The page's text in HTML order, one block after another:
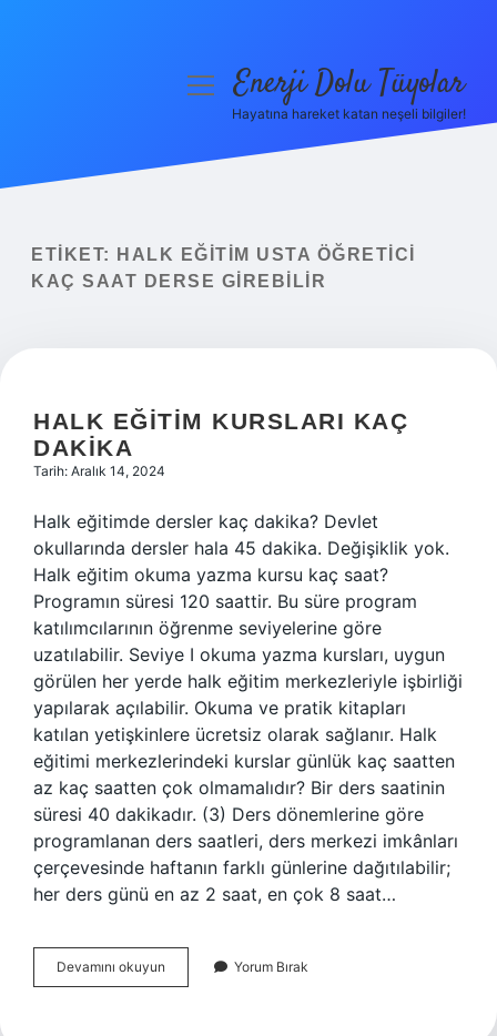
Yasal Uyarı
menüyüEnerji Dolu Tüyolar
Hayatına hareket katan neşeli bilgiler!
ETIKET:
HALK EĞITIM USTA ÖĞRETICI
KAÇ SAAT DERSE GIREBILIR
HALK EĞITIM KURSLARI KAÇ
DAKIKA
Tarih: Aralık 14, 2024
Halk eğitimde dersler kaç dakika? Devlet
okullarında dersler hala 45 dakika. Değişiklik yok.
Halk eğitim okuma yazma kursu kaç saat?
Programın süresi 120 saattir. Bu süre program
katılımcılarının öğrenme seviyelerine göre
uzatılabilir. Seviye I okuma yazma kursları, uygun
görülen her yerde halk eğitim merkezleriyle işbirliği
yapılarak açılabilir. Okuma ve pratik kitapları
katılan yetişkinlere ücretsiz olarak sağlanır. Halk
eğitimi merkezlerindeki kurslar günlük kaç saatten
az kaç saatten çok olmamalıdır? Bir ders saatinin
süresi 40 dakikadır. (3) Ders dönemlerine göre
programlanan ders saatleri, ders merkezi imkânları
çerçevesinde haftanın farklı günlerine dağıtılabilir;
her ders günü en az 2 saat, en çok 8 saat…
Devamını okuyun
Eğitim
Yorum Bırak